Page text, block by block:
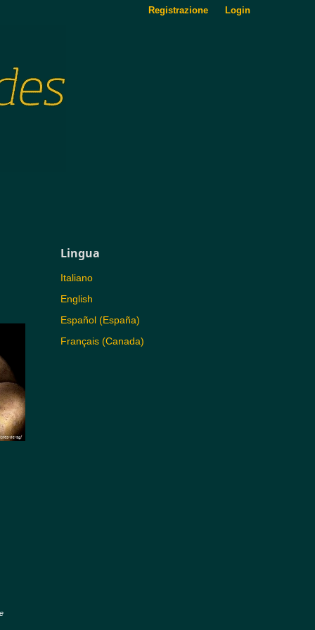
Registrazione Login
Lingua
Italiano
English
Español (España)
Français (Canada)